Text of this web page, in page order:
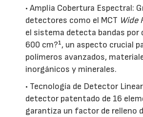
• Amplia Cobertura Espectral:
detectores como el MCT Wide
el sistema detecta bandas por
600 cm?¹, un aspecto crucial
polímeros avanzados,
inorgánicos y minerales.
• Tecnología de Detector
detector patentado de 16
garantiza un factor de relleno